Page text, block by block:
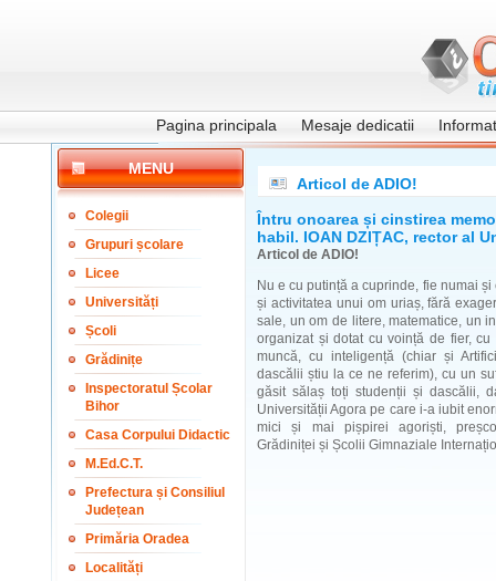
Pagina principala Mesaje dedicatii
MENU
Colegii
Grupuri școlare
Licee
Universități
Școli
Grădinițe
Inspectoratul Școlar
Bihor
Casa Corpului Didactic
M.Ed.C.T.
Prefectura și Consiliul
Județean
Primăria Oradea
Localități
Articol de ADIO!
Întru onoarea și cinstirea
habil. IOAN DZIȚAC, rector al
Articol de ADIO!
Nu e cu putință a cuprinde, fie numai
și activitatea unui om uriaș, fără
sale, un om de litere, matematice, un
organizat și dotat cu voință de fier, cu
muncă, cu inteligență (chiar și
dascălii știu la ce ne referim), cu un
găsit sălaș toți studenții și dascălii,
Universității Agora pe care i-a iubit
mici și mai pișpirei agoriști,
Grădiniței și Școlii Gimnaziale